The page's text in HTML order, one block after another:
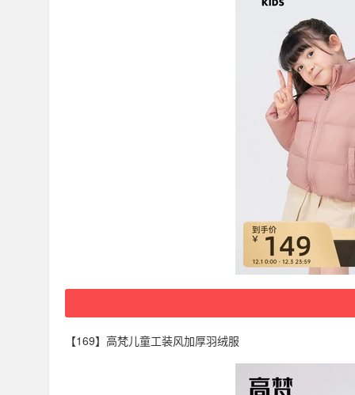
【169】高梵儿童工装风加厚羽绒服